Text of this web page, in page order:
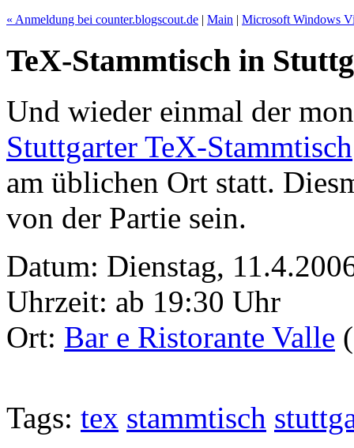
« Anmeldung bei counter.blogscout.de | Main | Microsoft Windows
TeX-Stammtisch in
Und wieder einmal der
Stuttgarter TeX-Stammtisch
am üblichen Ort statt.
von der Partie sein.
Datum: Dienstag,
Uhrzeit: ab 19:30 Uhr
Ort: Bar e Ristorante Valle
Tags: tex stammtisch